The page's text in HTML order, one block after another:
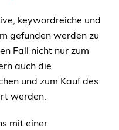
keywordreiche und
gefunden werden zu
Fall nicht nur zum
auch die
und zum Kauf des
werden.
mit einer